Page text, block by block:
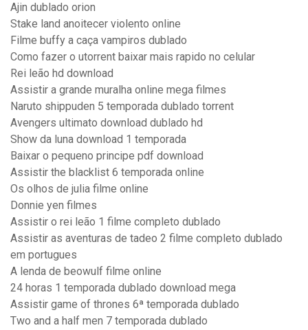
Ajin dublado orion
Stake land anoitecer violento online
Filme buffy a caça vampiros dublado
Como fazer o utorrent baixar mais rapido no celular
Rei leão hd download
Assistir a grande muralha online mega filmes
Naruto shippuden 5 temporada dublado torrent
Avengers ultimato download dublado hd
Show da luna download 1 temporada
Baixar o pequeno principe pdf download
Assistir the blacklist 6 temporada online
Os olhos de julia filme online
Donnie yen filmes
Assistir o rei leão 1 filme completo dublado
Assistir as aventuras de tadeo 2 filme completo dublado
em portugues
A lenda de beowulf filme online
24 horas 1 temporada dublado download mega
Assistir game of thrones 6ª temporada dublado
Two and a half men 7 temporada dublado